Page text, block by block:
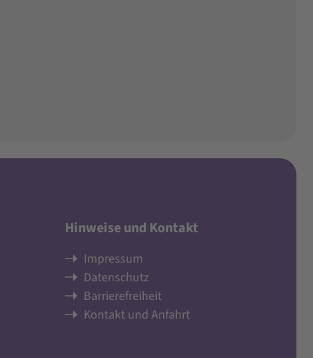
Hinweise und Kontakt
Impressum
Datenschutz
Barrierefreiheit
Kontakt und Anfahrt